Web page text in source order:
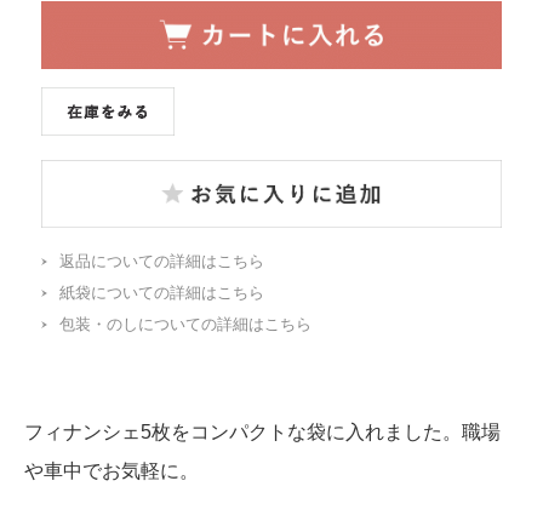
返品についての詳細はこちら
紙袋についての詳細はこちら
包装・のしについての詳細はこちら
フィナンシェ5枚をコンパクトな袋に入れました。職場
や車中でお気軽に。